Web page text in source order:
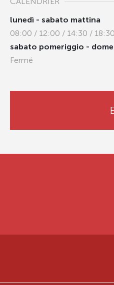
lunedì - sabato mattina
08:00 / 12:00 / 14:30 / 18:30
sabato pomeriggio -
Fermé